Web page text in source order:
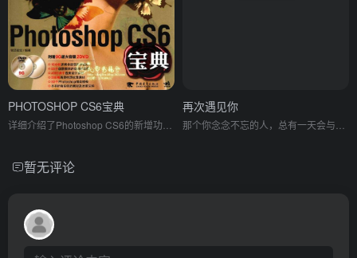
PHOTOSHOP CS6宝典 再次遇见你
暂无评论